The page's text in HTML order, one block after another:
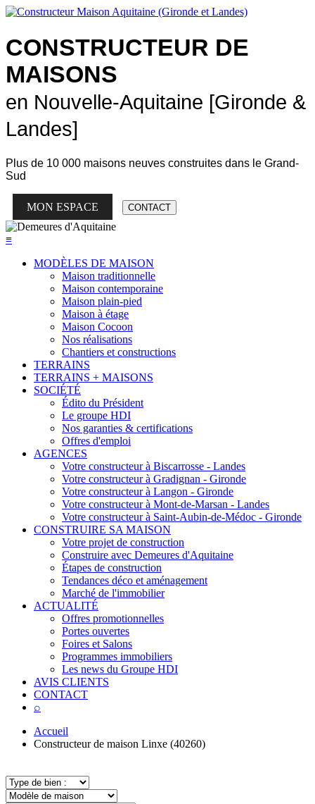
CONSTRUCTEUR DE
MAISONS
en Nouvelle-Aquitaine [Gironde &
Landes]
Plus de 10 000 maisons neuves construites dans le Grand-
Sud
MON ESPACE CONTACT
≡
MODÈLES DE MAISON
Maison traditionnelle
Maison contemporaine
Maison plain-pied
Maison à étage
Maison Cocoon
Nos réalisations
Chantiers et constructions
TERRAINS
TERRAINS + MAISONS
SOCIÉTÉ
Édito du Président
Le groupe HDI
Nos garanties & certifications
Offres d'emploi
AGENCES
Votre constructeur à Biscarrosse - Landes
Votre constructeur à Gradignan - Gironde
Votre constructeur à Langon - Gironde
Votre constructeur à Mont-de-Marsan - Landes
Votre constructeur à Saint-Aubin-de-Médoc - Gironde
CONSTRUIRE SA MAISON
Votre projet de construction
Construire avec Demeures d'Aquitaine
Étapes de construction
Tendances déco et aménagement
Marché de l'immobilier
ACTUALITÉ
Offres promotionnelles
Portes ouvertes
Foires et Salons
Programmes immobiliers
Les news du Groupe HDI
AVIS CLIENTS
CONTACT
⌕
Accueil
Constructeur de maison Linxe (40260)